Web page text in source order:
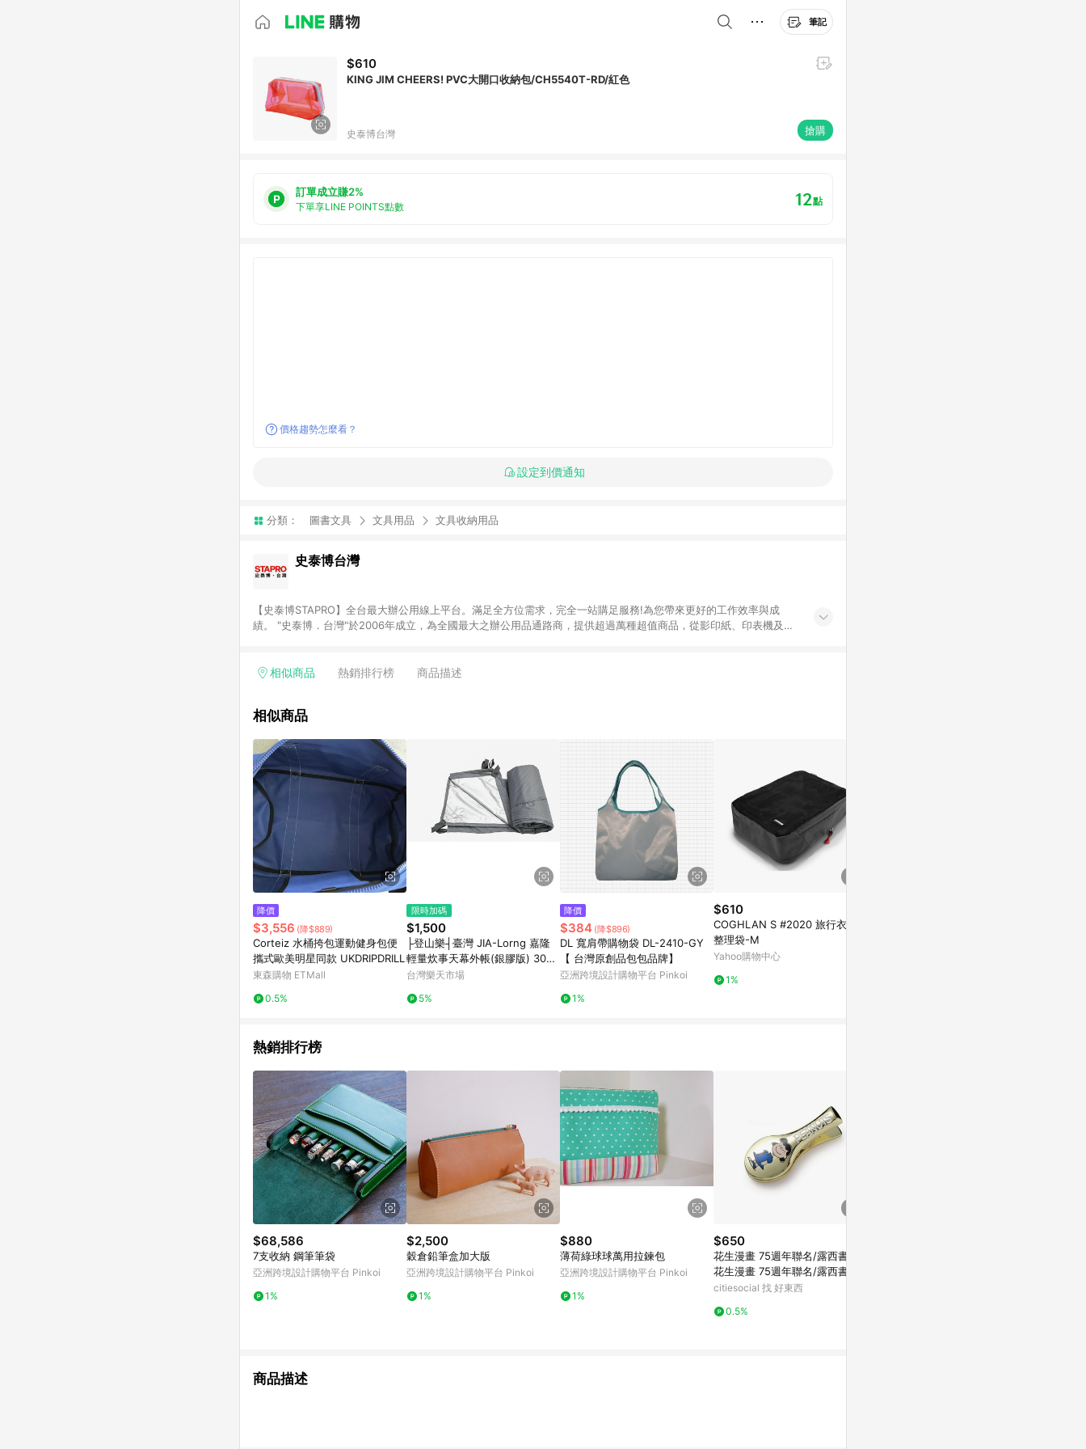
筆記
$610
KING JIM CHEERS! PVC大開口收納包/CH5540T-RD/紅色
史泰博台灣 搶購
訂單成立賺2%
下單享LINE POINTS點數 12點
價格趨勢怎麼看？
設定到價通知
分類： 圖書文具 文具用品 文具收納用品
史泰博台灣
【史泰博STAPRO】全台最大辦公用線上平台。滿足全方位需求，完全一站購足服務!為您帶來更好的工作效率與成
績。 "史泰博．台灣"於2006年成立，為全國最大之辦公用品通路商，提供超過萬種超值商品，從影印紙、印表機及耗
結帳才享有回饋。 (2) 訂單未滿免運門檻750元會收取80元運費。
相似商品 熱銷排行榜 商品描述
相似商品
降價
$3,556 (降$889)
Corteiz 水桶挎包運動健身包便
攜式歐美明星同款 UKDRIPDRILL
東森購物 ETMall
0.5%
限時加碼
$1,500
├登山樂┤臺灣 JIA-Lorng 嘉隆
輕量炊事天幕外帳(銀膠版) 300x
430cm 淺灰 # JL-T34C
台灣樂天市場
5%
降價
$384 (降$896)
DL 寬肩帶購物袋 DL-2410-GY
【 台灣原創品包包品牌】
亞洲跨境設計購物平台 Pinkoi
1%
$610
COGHLAN S #2020 旅行衣物
整理袋-M
Yahoo購物中心
1%
熱銷排行榜
$68,586
7支收納 鋼筆筆袋
亞洲跨境設計購物平台 Pinkoi
1%
$2,500
穀倉鉛筆盒加大版
亞洲跨境設計購物平台 Pinkoi
1%
$880
薄荷綠球球萬用拉鍊包
亞洲跨境設計購物平台 Pinkoi
1%
$650
花生漫畫 75週年聯名/露西書夾
花生漫畫 75週年聯名/露西書夾
citiesocial 找 好東西
0.5%
商品描述